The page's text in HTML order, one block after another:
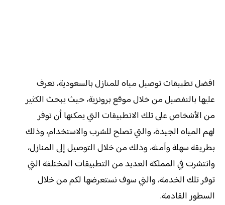
افضل تطبيقات توصيل مياه للمنازل بالسعودية، تعرف
عليها بالتفصيل من خلال موقع برونزية، حيث يبحث الكثير
من الأشخاص على تلك الاتطبيقات التي يمكنها أن توفر
لهم المياه الجيدة، والتي تصلح للشرب والاستخدام، وذلك
بطريقة سهلة وآمنة، وذلك من خلال التوصيل إلى المنازل،
وانتشرت في المملكة العديد من التطبيقات المختلفة التي
توفر تلك الخدمة، والتي سوف نستعرضها لكم من خلال
السطور القادمة.